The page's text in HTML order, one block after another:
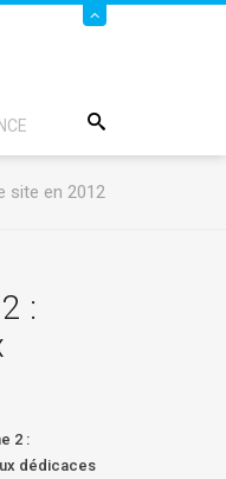
site en 2012
:
2 :
dédicaces